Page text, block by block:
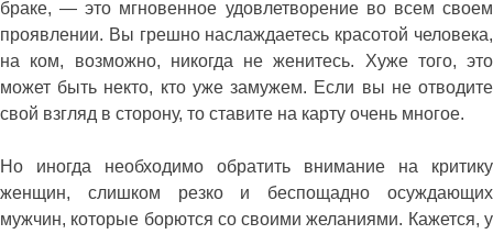
браке, — это мгновенное удовлетворение во всем своем
проявлении. Вы грешно наслаждаетесь красотой человека,
на ком, возможно, никогда не женитесь. Хуже того, это
может быть некто, кто уже замужем. Если вы не отводите
свой взгляд в сторону, то ставите на карту очень многое.
Но иногда необходимо обратить внимание на критику
женщин, слишком резко и беспощадно осуждающих
мужчин, которые борются со своими желаниями. Кажется, у